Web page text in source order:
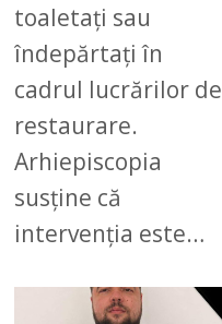
toaletați sau
îndepărtați în
cadrul lucrărilor de
restaurare.
Arhiepiscopia
susține că
intervenția este…